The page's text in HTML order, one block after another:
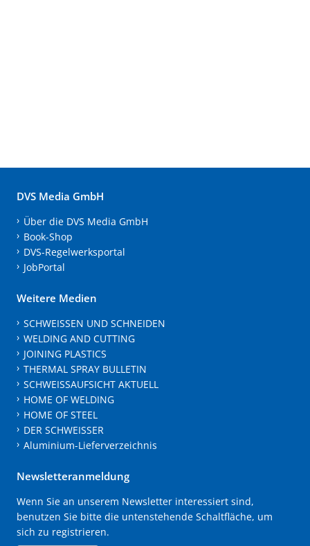
DVS Media GmbH
Über die DVS Media GmbH
Book-Shop
DVS-Regelwerksportal
JobPortal
Weitere Medien
SCHWEISSEN UND SCHNEIDEN
WELDING AND CUTTING
JOINING PLASTICS
THERMAL SPRAY BULLETIN
SCHWEISSAUFSICHT AKTUELL
HOME OF WELDING
HOME OF STEEL
DER SCHWEISSER
Aluminium-Lieferverzeichnis
Newsletteranmeldung
Wenn Sie an unserem Newsletter interessiert sind,
benutzen Sie bitte die untenstehende Schaltfläche, um
sich zu registrieren.